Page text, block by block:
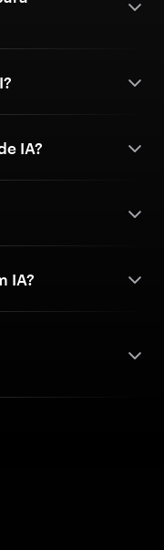
IA?
IA?